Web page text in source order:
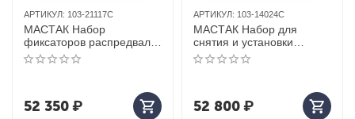
АРТИКУЛ: 103-21117C
МАСТАК Набор
фиксаторов распредвала
/ коленвала, VAG , кейс, 7
предметов
52 350₽
АРТИКУЛ: 103-14024C
МАСТАК Набор для
снятия и установки
пружин клапанов
универсальный, кейс, 24
52 800₽